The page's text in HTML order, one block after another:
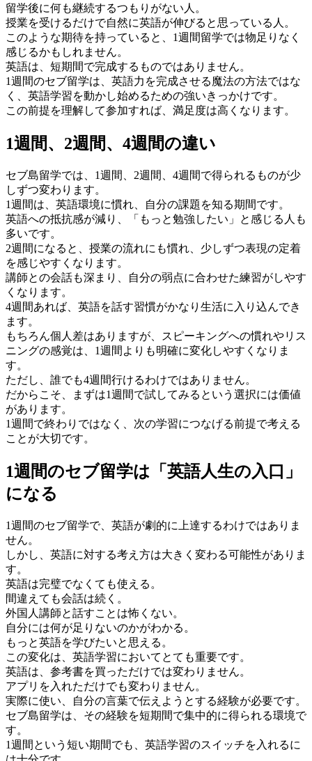
留学後に何も継続するつもりがない人。
授業を受けるだけで自然に英語が伸びると思っている人。
このような期待を持っていると、1週間留学では物足りなく
感じるかもしれません。
英語は、短期間で完成するものではありません。
1週間のセブ留学は、英語力を完成させる魔法の方法ではな
く、英語学習を動かし始めるための強いきっかけです。
この前提を理解して参加すれば、満足度は高くなります。
1週間、2週間、4週間の違い
セブ島留学では、1週間、2週間、4週間で得られるものが少
しずつ変わります。
1週間は、英語環境に慣れ、自分の課題を知る期間です。
英語への抵抗感が減り、「もっと勉強したい」と感じる人も
多いです。
2週間になると、授業の流れにも慣れ、少しずつ表現の定着
を感じやすくなります。
講師との会話も深まり、自分の弱点に合わせた練習がしやす
くなります。
4週間あれば、英語を話す習慣がかなり生活に入り込んでき
ます。
もちろん個人差はありますが、スピーキングへの慣れやリス
ニングの感覚は、1週間よりも明確に変化しやすくなりま
す。
ただし、誰でも4週間行けるわけではありません。
だからこそ、まずは1週間で試してみるという選択には価値
があります。
1週間で終わりではなく、次の学習につなげる前提で考える
ことが大切です。
1週間のセブ留学は「英語人生の入口」
になる
1週間のセブ留学で、英語が劇的に上達するわけではありま
せん。
しかし、英語に対する考え方は大きく変わる可能性がありま
す。
英語は完璧でなくても使える。
間違えても会話は続く。
外国人講師と話すことは怖くない。
自分には何が足りないのかがわかる。
もっと英語を学びたいと思える。
この変化は、英語学習においてとても重要です。
英語は、参考書を買っただけでは変わりません。
アプリを入れただけでも変わりません。
実際に使い、自分の言葉で伝えようとする経験が必要です。
セブ島留学は、その経験を短期間で集中的に得られる環境で
す。
1週間という短い期間でも、英語学習のスイッチを入れるに